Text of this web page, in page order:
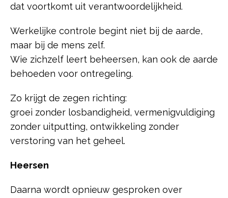
dat voortkomt uit verantwoordelijkheid.
Werkelijke controle begint niet bij de aarde,
maar bij de mens zelf.
Wie zichzelf leert beheersen, kan ook de aarde
behoeden voor ontregeling.
Zo krijgt de zegen richting:
groei zonder losbandigheid, vermenigvuldiging
zonder uitputting, ontwikkeling zonder
verstoring van het geheel.
Heersen
Daarna wordt opnieuw gesproken over